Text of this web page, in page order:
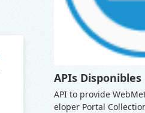
APIs Disponibles
API to provide
eloper Portal